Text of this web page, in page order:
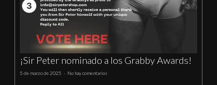
¡Sir Peter nominado a los Grabby Awards!
5 de marzo de 2025 No hay comentarios